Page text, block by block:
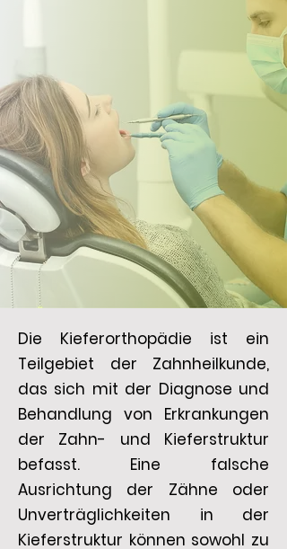
Die Kieferorthopädie ist ein
Teilgebiet der Zahnheilkunde,
das sich mit der Diagnose und
Behandlung von Erkrankungen
der Zahn- und Kieferstruktur
befasst. Eine falsche
Ausrichtung der Zähne oder
Unverträglichkeiten in der
Kieferstruktur können sowohl zu